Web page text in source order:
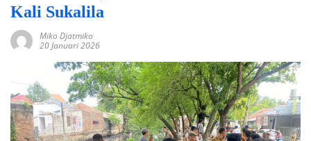
Kali Sukalila
Miko Djatmiko
20 Januari 2026